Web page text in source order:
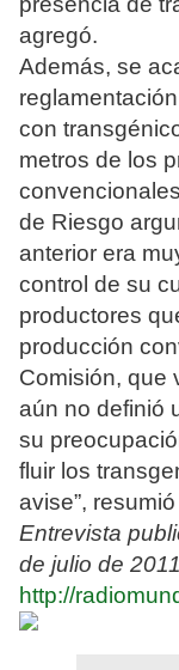
agregó.
Además, se
con
metros de los
de Riesgo
anterior era
control de su
productores
producción
Comisión, que
aún no definió
su
fluir los
avise”,
Entrevista
de julio de
http://